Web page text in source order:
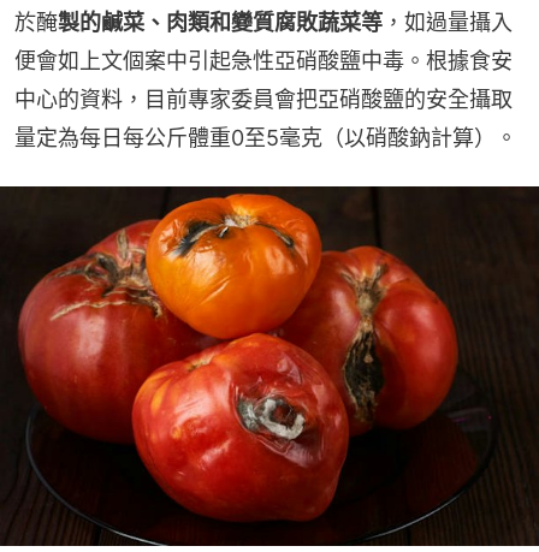
於醃製的鹹菜、肉類和變質腐敗蔬菜等 ，如過量攝入
便會如上文個案中引起急性亞硝酸鹽中毒。根據食安
中心的資料，目前專家委員會把亞硝酸鹽的安全攝取
量定為每日每公斤體重0至5毫克（以硝酸鈉計算）。